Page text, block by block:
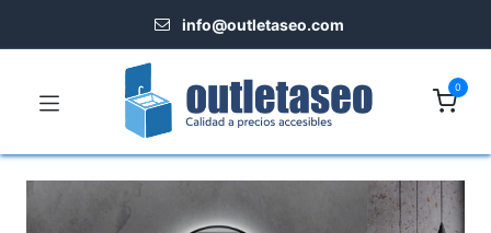
info@outletaseo.​com
0